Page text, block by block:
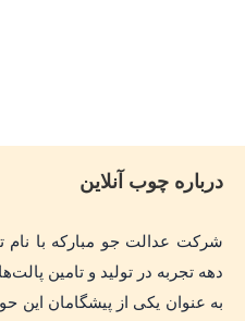
درباره چوب آنلاین
شرکت عدالت جو مبارکه با نام
دهه تجربه در تولید و تامین
به عنوان یکی از پیشگامان این